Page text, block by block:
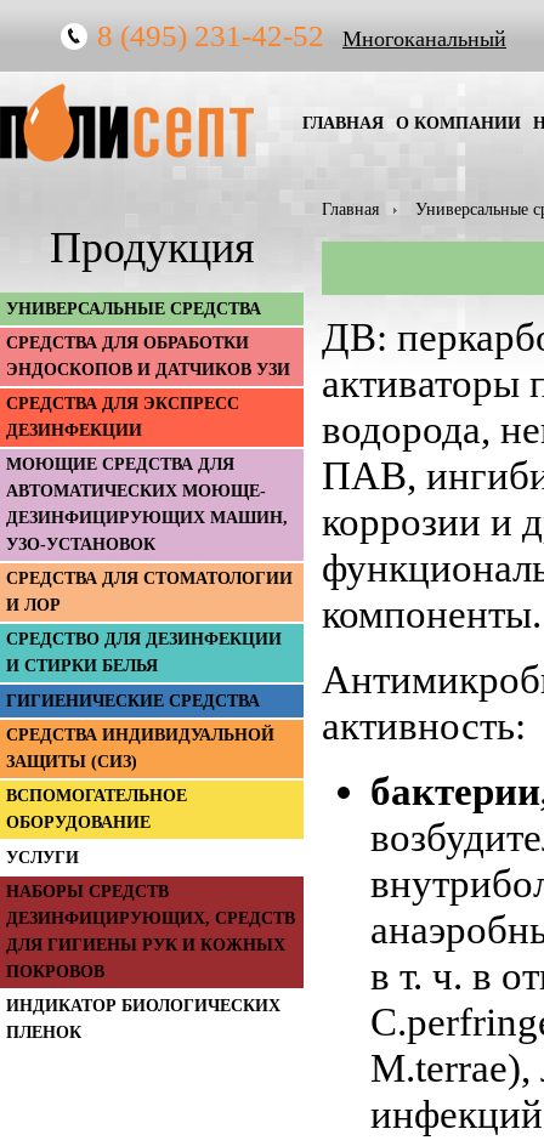
8 (495) 231-42-52 Многоканальный
ГЛАВНАЯ О КОМПАНИИ
Главная Универсальные
Продукция
УНИВЕРСАЛЬНЫЕ СРЕДСТВА
СРЕДСТВА ДЛЯ ОБРАБОТКИ
ЭНДОСКОПОВ И ДАТЧИКОВ УЗИ
СРЕДСТВА ДЛЯ ЭКСПРЕСС
ДЕЗИНФЕКЦИИ
МОЮЩИЕ СРЕДСТВА ДЛЯ
АВТОМАТИЧЕСКИХ МОЮЩЕ-
ДЕЗИНФИЦИРУЮЩИХ МАШИН,
УЗО-УСТАНОВОК
СРЕДСТВА ДЛЯ СТОМАТОЛОГИИ
И ЛОР
СРЕДСТВО ДЛЯ ДЕЗИНФЕКЦИИ
И СТИРКИ БЕЛЬЯ
ГИГИЕНИЧЕСКИЕ СРЕДСТВА
СРЕДСТВА ИНДИВИДУАЛЬНОЙ
ЗАЩИТЫ (СИЗ)
ВСПОМОГАТЕЛЬНОЕ
ОБОРУДОВАНИЕ
УСЛУГИ
НАБОРЫ СРЕДСТВ
ДЕЗИНФИЦИРУЮЩИХ, СРЕДСТВ
ДЛЯ ГИГИЕНЫ РУК И КОЖНЫХ
ПОКРОВОВ
ИНДИКАТОР БИОЛОГИЧЕСКИХ
ПЛЕНОК
ДВ:
активаторы
водорода,
ПАВ,
коррозии и
компоненты.
активность:
в т. ч. в
М.terrae),
инфекций